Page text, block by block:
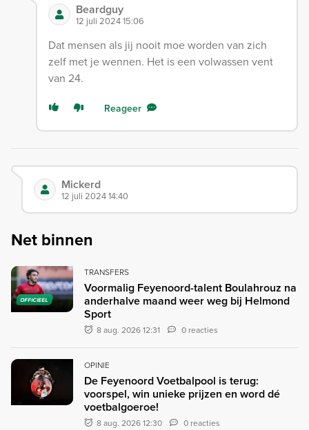
Beardguy
12 juli 2024 15:06
Dat mensen als jij nooit moe worden van zich
zelf met je wennen. Het is een volwassen vent
van 24.
Reageer
Mickerd
12 juli 2024 14:40
Net binnen
OFFICIEEL
TRANSFERS
Voormalig Feyenoord-talent Boulahrouz na
anderhalve maand weer weg bij Helmond
Sport
8 aug. 2026 12:31 0 reacties
OPINIE
De Feyenoord Voetbalpool is terug:
voorspel, win unieke prijzen en word dé
voetbalgoeroe!
8 aug. 2026 12:30 0 reacties